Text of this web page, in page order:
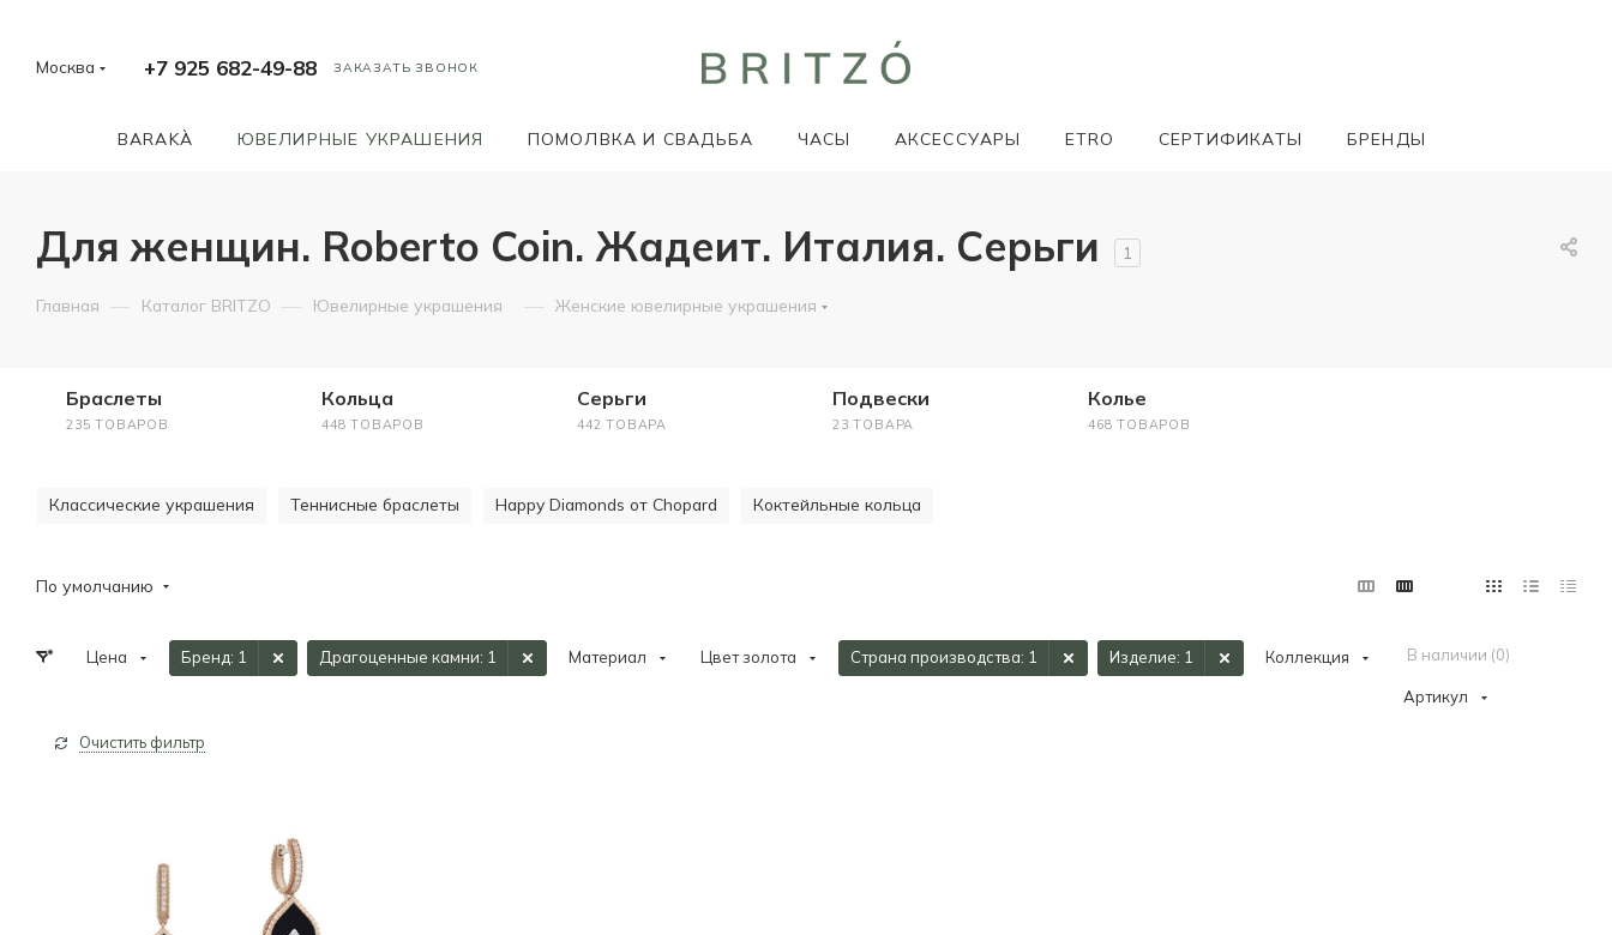
Москва +7 925 682-49-88 ЗАКАЗАТЬ ЗВОНОК
BARAKÀ ЮВЕЛИРНЫЕ УКРАШЕНИЯ ПОМОЛВКА И СВАДЬБА ЧАСЫ АКСЕССУАРЫ ETRO СЕРТИФИКАТЫ БРЕНДЫ
Для женщин. Roberto Coin. Жадеит. Италия. Серьги 1
Главная — Каталог BRITZO — Ювелирные украшения — Женские ювелирные украшения
Браслеты
235 ТОВАРОВ
Кольца
448 ТОВАРОВ
Серьги
442 ТОВАРА
Подвески
23 ТОВАРА
Колье
468 ТОВАРОВ
Классические украшения Теннисные браслеты Happy Diamonds от Chopard Коктейльные кольца
По умолчанию
Цена Бренд: 1 Драгоценные камни: 1 Материал Цвет золота Страна производства: 1 Изделие: 1 Коллекция В наличии (0)
Артикул
Очистить фильтр